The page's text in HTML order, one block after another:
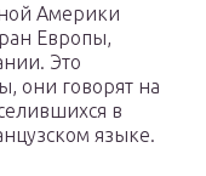
Америки
Европы,
Это
они говорят на
в
языке.